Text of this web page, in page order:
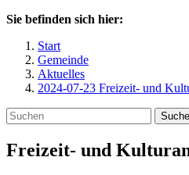
Sie befinden sich hier:
Start
Gemeinde
Aktuelles
2024-07-23 Freizeit- und
Freizeit- und